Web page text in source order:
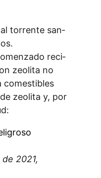
al tor­ren­te san­
reci­
zeo­li­ta no
comes­ti­bles
zeo­li­ta y, por
2021,